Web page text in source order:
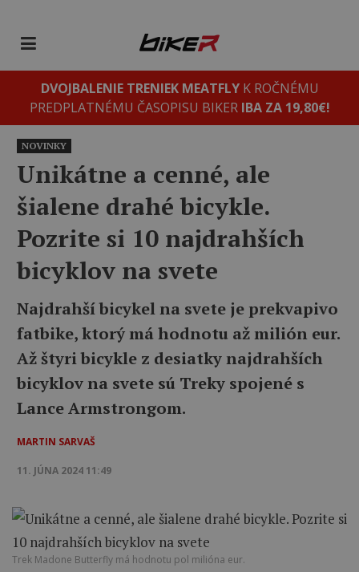
DVOJBALENIE TRENIEK MEATFLYK ROČNÉMU
PREDPLATNÉMU ČASOPISU BIKER IBA ZA 19,80€!
NOVINKY
Unikátne a cenné, ale
šialene drahé bicykle.
Pozrite si 10 najdrahších
bicyklov na svete
Najdrahší bicykel na svete je prekvapivo
fatbike, ktorý má hodnotu až milión eur.
Až štyri bicykle z desiatky najdrahších
bicyklov na svete sú Treky spojené s
Lance Armstrongom.
MARTIN SARVAŠ
11. JÚNA 2024 11:49
Trek Madone Butterfly má hodnotu pol milióna eur.